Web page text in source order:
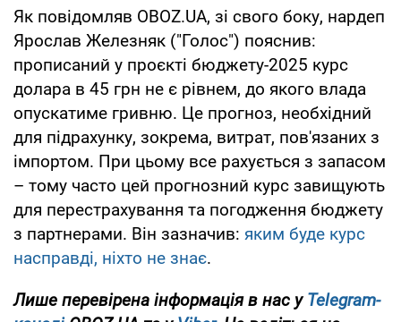
Як повідомляв OBOZ.UA, зі свого боку, нардеп
Ярослав Железняк ("Голос") пояснив:
прописаний у проєкті бюджету-2025 курс
долара в 45 грн не є рівнем, до якого влада
опускатиме гривню. Це прогноз, необхідний
для підрахунку, зокрема, витрат, пов'язаних з
імпортом. При цьому все рахується з запасом
– тому часто цей прогнозний курс завищують
для перестрахування та погодження бюджету
з партнерами. Він зазначив: яким буде курс
насправді, ніхто не знає.
Лише перевірена інформація в нас уTelegram-